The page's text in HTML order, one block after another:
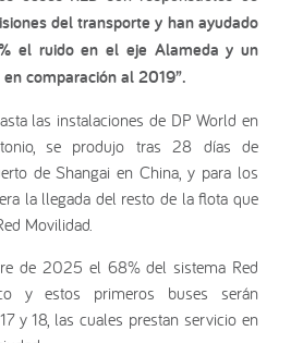
del transporte y han ayudado
el ruido en el eje Alameda y un
comparación al 2019”.
las instalaciones de DP World en
se produjo tras 28 días de
de Shangai en China, y para los
la llegada del resto de la flota que
Movilidad.
de 2025 el 68% del sistema Red
y estos primeros buses serán
y 18, las cuales prestan servicio en